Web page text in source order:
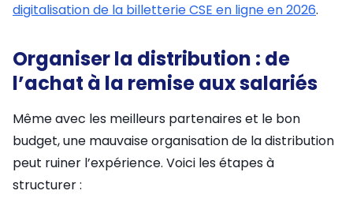
digitalisation de la billetterie CSE en ligne en 2026.
Organiser la distribution : de
l’achat à la remise aux salariés
Même avec les meilleurs partenaires et le bon
budget, une mauvaise organisation de la distribution
peut ruiner l’expérience. Voici les étapes à
structurer :